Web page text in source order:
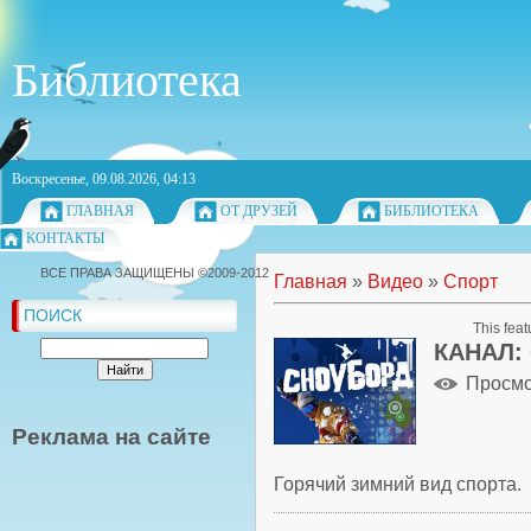
Библиотека
Воскресенье, 09.08.2026, 04:13
ГЛАВНАЯ
ОТ ДРУЗЕЙ
БИБЛИОТЕКА
КОНТАКТЫ
ПОИСК
Реклама на сайте
Главная » Видео » Спорт
КАНАЛ:
Горячий зимний вид спорта.
ВСЕ ПРАВА ЗАЩИЩЕНЫ ©2009-2012
This